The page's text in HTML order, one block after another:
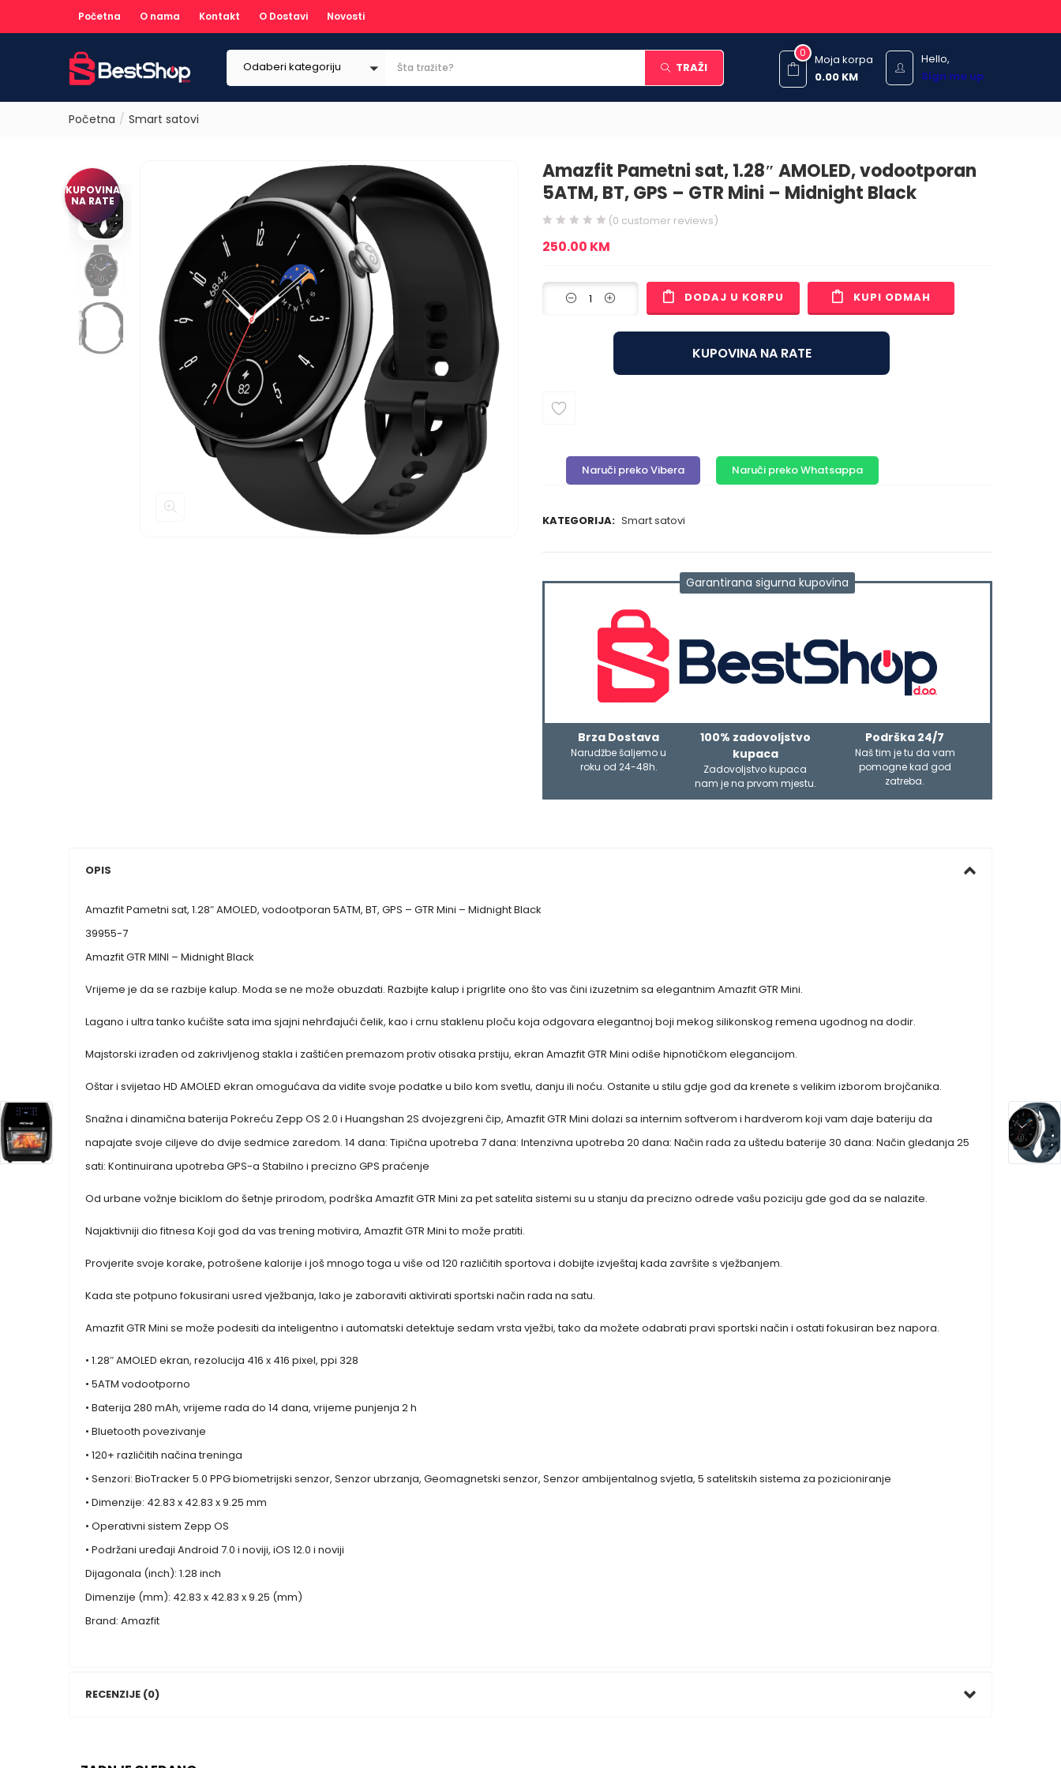
Početna O nama Kontakt O Dostavi Novosti
Odaberi kategoriju TRAŽI
Hello,
Sign me up
0
Moja korpa
0.00 KM
Početna Smart satovi
KUPOVINA
NA RATE
Amazfit Pametni sat, 1.28″ AMOLED, vodootporan
5ATM, BT, GPS – GTR Mini – Midnight Black
(0 customer reviews)
250.00 KM
DODAJ U KORPU KUPI ODMAH
KUPOVINA NA RATE
Naruči preko Vibera Naruči preko Whatsappa
KATEGORIJA: Smart satovi
Garantirana sigurna kupovina
Brza Dostava
Narudžbe šaljemo u
roku od 24-48h.
100% zadovoljstvo
kupaca
Zadovoljstvo kupaca
nam je na prvom mjestu.
Podrška 24/7
Naš tim je tu da vam
pomogne kad god
zatreba.
OPIS
Amazfit Pametni sat, 1.28″ AMOLED, vodootporan 5ATM, BT, GPS – GTR Mini – Midnight Black
39955-7
Amazfit GTR MINI – Midnight Black
Vrijeme je da se razbije kalup. Moda se ne može obuzdati. Razbijte kalup i prigrlite ono što vas čini izuzetnim sa elegantnim Amazfit GTR Mini.
Lagano i ultra tanko kućište sata ima sjajni nehrđajući čelik, kao i crnu staklenu ploču koja odgovara elegantnoj boji mekog silikonskog remena ugodnog na dodir.
Majstorski izrađen od zakrivljenog stakla i zaštićen premazom protiv otisaka prstiju, ekran Amazfit GTR Mini odiše hipnotičkom elegancijom.
Oštar i svijetao HD AMOLED ekran omogućava da vidite svoje podatke u bilo kom svetlu, danju ili noću. Ostanite u stilu gdje god da krenete s velikim izborom brojčanika.
Snažna i dinamična baterija Pokreću Zepp OS 2.0 i Huangshan 2S dvojezgreni čip, Amazfit GTR Mini dolazi sa internim softverom i hardverom koji vam daje bateriju da
napajate svoje ciljeve do dvije sedmice zaredom. 14 dana: Tipična upotreba 7 dana: Intenzivna upotreba 20 dana: Način rada za uštedu baterije 30 dana: Način gledanja 25
sati: Kontinuirana upotreba GPS-a Stabilno i precizno GPS praćenje
Od urbane vožnje biciklom do šetnje prirodom, podrška Amazfit GTR Mini za pet satelita sistemi su u stanju da precizno odrede vašu poziciju gde god da se nalazite.
Najaktivniji dio fitnesa Koji god da vas trening motivira, Amazfit GTR Mini to može pratiti.
Provjerite svoje korake, potrošene kalorije i još mnogo toga u više od 120 različitih sportova i dobijte izvještaj kada završite s vježbanjem.
Kada ste potpuno fokusirani usred vježbanja, lako je zaboraviti aktivirati sportski način rada na satu.
Amazfit GTR Mini se može podesiti da inteligentno i automatski detektuje sedam vrsta vježbi, tako da možete odabrati pravi sportski način i ostati fokusiran bez napora.
• 1.28″ AMOLED ekran, rezolucija 416 x 416 pixel, ppi 328
• 5ATM vodootporno
• Baterija 280 mAh, vrijeme rada do 14 dana, vrijeme punjenja 2 h
• Bluetooth povezivanje
• 120+ različitih načina treninga
• Senzori: BioTracker 5.0 PPG biometrijski senzor, Senzor ubrzanja, Geomagnetski senzor, Senzor ambijentalnog svjetla, 5 satelitskih sistema za pozicioniranje
• Dimenzije: 42.83 x 42.83 x 9.25 mm
• Operativni sistem Zepp OS
• Podržani uređaji Android 7.0 i noviji, iOS 12.0 i noviji
Dijagonala (inch): 1.28 inch
Dimenzije (mm): 42.83 x 42.83 x 9.25 (mm)
Brand: Amazfit
RECENZIJE (0)